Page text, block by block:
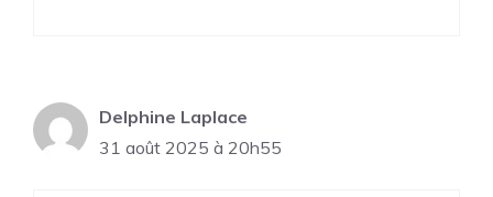
Delphine Laplace
31 août 2025 à 20h55